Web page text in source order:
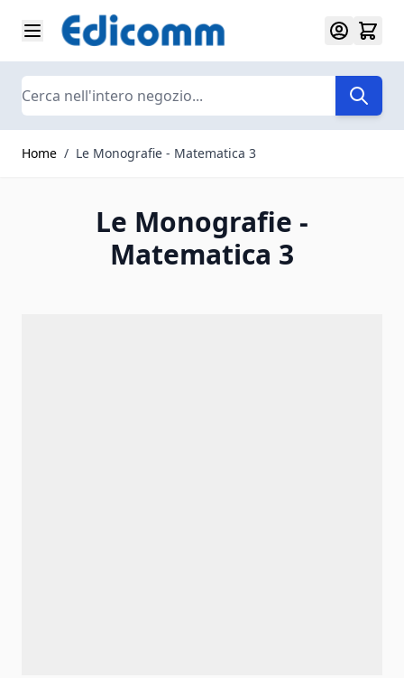
Salta al contenuto
Search
Home / Le Monografie - Matematica 3
Le Monografie -
Matematica 3